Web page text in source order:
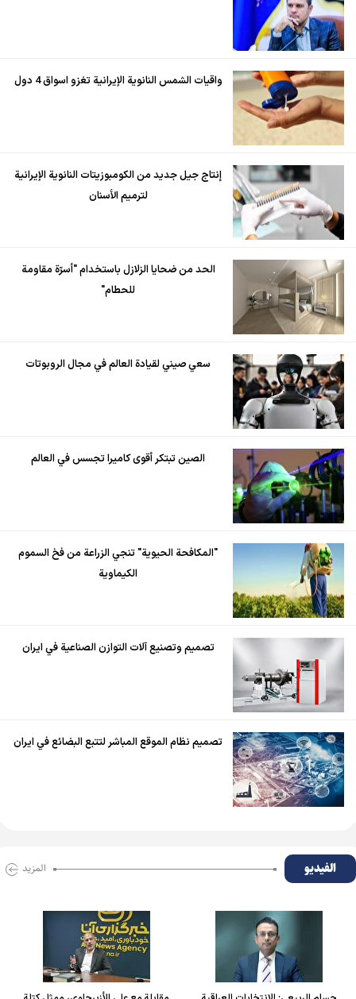
واقيات الشمس النانوية الإيرانية تغزو اسواق 4 دول
إنتاج جيل جديد من الكومبوزيتات النانوية الإيرانية
لترميم الأسنان
الحد من ضحايا الزلازل باستخدام "أسرّة مقاومة
للحطام"
سعي صيني لقيادة العالم في مجال الروبوتات
الصين تبتكر أقوى كاميرا تجسس في العالم
"المكافحة الحيوية" تنجي الزراعة من فخ السموم
الكيماوية
تصميم وتصنيع آلات التوازن الصناعية في ايران
تصميم نظام الموقع المباشر لتتبع البضائع في ايران
الفیدیو المزید